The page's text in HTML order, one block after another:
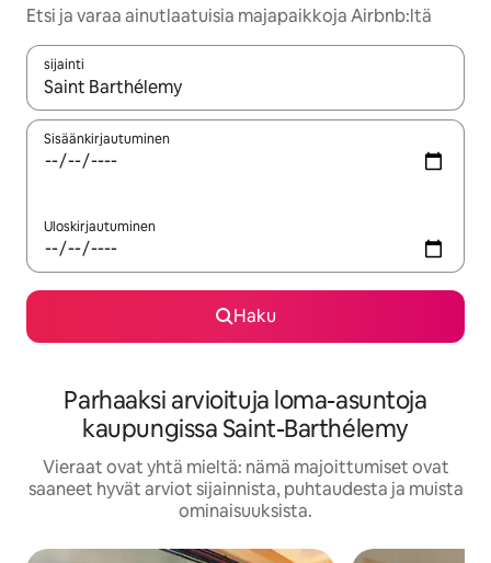
Etsi ja varaa ainutlaatuisia majapaikkoja Airbnb:ltä
sijainti
Kun tulokset ovat saatavilla, navigoi ylös- ja alas-
Sisäänkirjautuminen
Uloskirjautuminen
Haku
Parhaaksi arvioituja loma-asuntoja
kaupungissa Saint-Barthélemy
Vieraat ovat yhtä mieltä: nämä majoittumiset ovat
saaneet hyvät arviot sijainnista, puhtaudesta ja muista
ominaisuuksista.